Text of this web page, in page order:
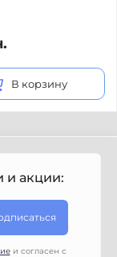
В корзину
и акции:
и согласен с